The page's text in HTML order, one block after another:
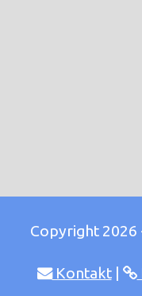
Copyright 2026
Kontakt|